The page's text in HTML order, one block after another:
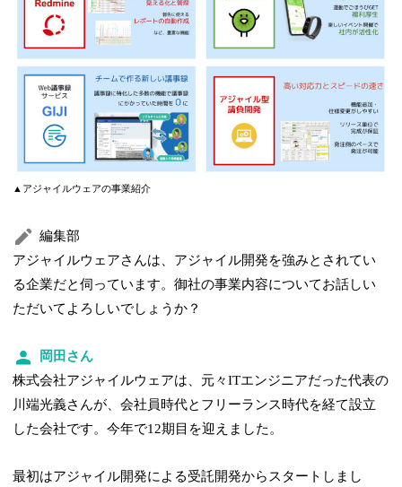
▲アジャイルウェアの事業紹介
編集部
アジャイルウェアさんは、アジャイル開発を強みとされてい
る企業だと伺っています。御社の事業内容についてお話しい
ただいてよろしいでしょうか？
岡田さん
株式会社アジャイルウェアは、元々ITエンジニアだった代表の
川端光義さんが、会社員時代とフリーランス時代を経て設立
した会社です。今年で12期目を迎えました。
最初はアジャイル開発による受託開発からスタートしまし